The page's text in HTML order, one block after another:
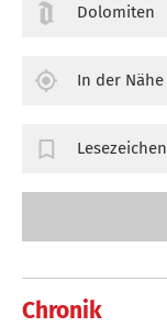
Chronik
Dolomiten
In der Nähe
Lesezeichen